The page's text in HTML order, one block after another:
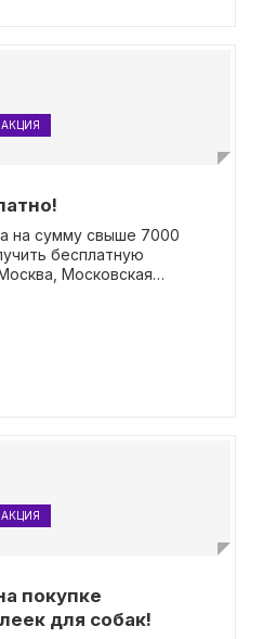
и
АКЦИЯ
на сумму свыше 7000
бесплатную
Московская
или выполнять
АКЦИЯ
покупке
для собак!